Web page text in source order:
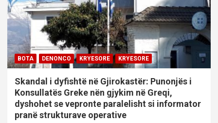
BOTA DENONCO KRYESORE KRYESORE
Skandal i dyfishtë në Gjirokastër: Punonjës i
Konsullatës Greke nën gjykim në Greqi,
dyshohet se vepronte paralelisht si informator
pranë strukturave operative